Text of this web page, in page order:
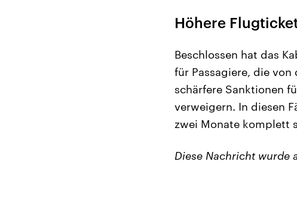
Höhere
Beschlossen hat das
für Passagiere, die
schärfere Sanktionen
verweigern. In diesen
zwei Monate komplett
Diese Nachricht wurde